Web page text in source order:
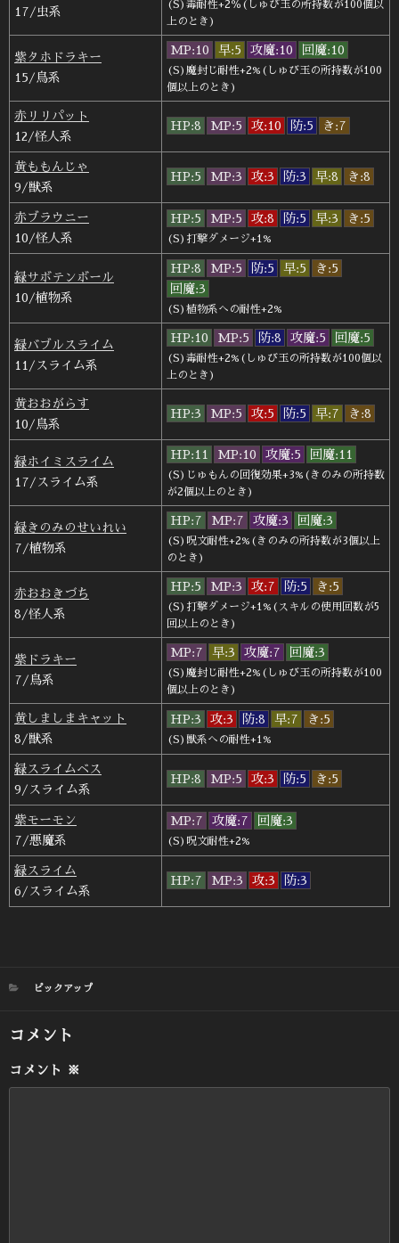
17/虫系
(S)毒耐性+2％(しゅび玉の所持数が100個以
上のとき)
紫タホドラキー
15/鳥系
MP:10 早:5 攻魔:10 回魔:10
(S)魔封じ耐性+2%(しゅび玉の所持数が100
個以上のとき)
赤リリパット
12/怪人系
HP:8 MP:5 攻:10 防:5 き:7
黄ももんじゃ
9/獣系
HP:5 MP:3 攻:3 防:3 早:8 き:8
赤ブラウニー
10/怪人系
HP:5 MP:5 攻:8 防:5 早:3 き:5
(S)打撃ダメージ+1%
緑サボテンボール
10/植物系
HP:8 MP:5 防:5 早:5
き:5
回魔:3
(S)植物系への耐性+2%
緑バブルスライム
11/スライム系
HP:10 MP:5 防:8 攻魔:5 回魔:5
(S)毒耐性+2%(しゅび玉の所持数が100個以
上のとき)
黄おおがらす
10/鳥系
HP:3 MP:5 攻:5 防:5 早:7 き:8
緑ホイミスライム
17/スライム系
HP:11 MP:10 攻魔:5 回魔:11
(S)じゅもんの回復効果+3%(きのみの所持数
が2個以上のとき)
緑きのみのせいれい
7/植物系
HP:7 MP:7 攻魔:3 回魔:3
(S)呪文耐性+2%(きのみの所持数が3個以上
のとき)
赤おおきづち
8/怪人系
HP:5 MP:3 攻:7 防:5 き:5
(S)打撃ダメージ+1%(スキルの使用回数が5
回以上のとき)
紫ドラキー
7/鳥系
MP:7 早:3 攻魔:7 回魔:3
(S)魔封じ耐性+2%(しゅび玉の所持数が100
個以上のとき)
黄しましまキャット
8/獣系
HP:3 攻:3 防:8 早:7 き:5
(S)獣系への耐性+1%
緑スライムベス
9/スライム系
HP:8 MP:5 攻:3 防:5 き:5
紫モーモン
7/悪魔系
MP:7 攻魔:7 回魔:3
(S)呪文耐性+2%
緑スライム
6/スライム系
HP:7 MP:3 攻:3 防:3
カ
リ
ピックアップ
コメント
コメント ※